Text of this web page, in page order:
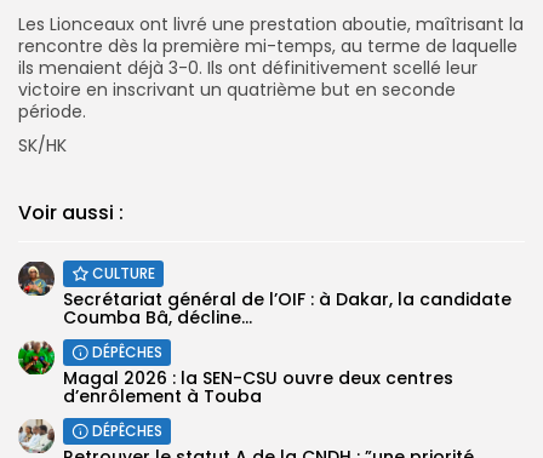
‎Les Lionceaux ont livré une prestation aboutie, maîtrisant la
rencontre dès la première mi-temps, au terme de laquelle
ils menaient déjà 3-0. Ils ont définitivement scellé leur
victoire en inscrivant un quatrième but en seconde
période.
‎SK/HK
Voir aussi :
CULTURE
Secrétariat général de l’OIF : à Dakar, la candidate
Coumba Bâ, décline...
DÉPÊCHES
Magal 2026 : la SEN-CSU ouvre deux centres
d’enrôlement à Touba
DÉPÊCHES